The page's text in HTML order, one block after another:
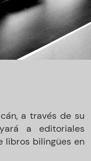
a través de su
a editoriales
libros bilingües en